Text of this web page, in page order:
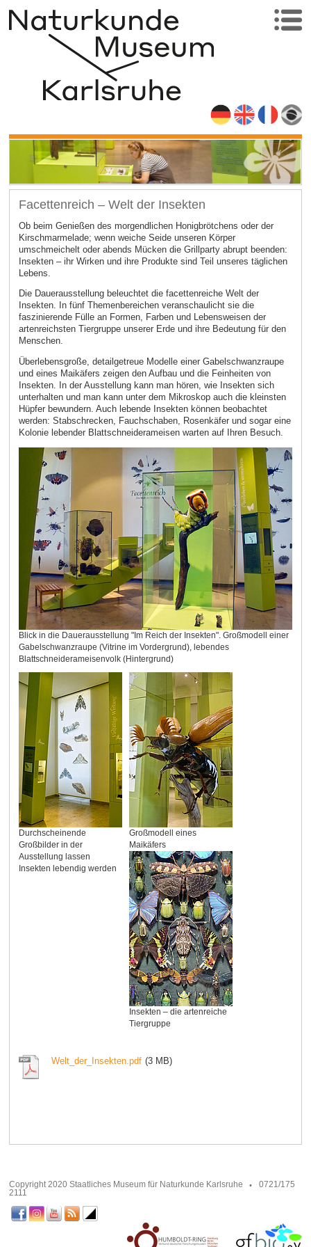
Facettenreich – Welt der Insekten
Ob beim Genießen des morgendlichen Honigbrötchens oder der
Kirschmarmelade; wenn weiche Seide unseren Körper
umschmeichelt oder abends Mücken die Grillparty abrupt beenden:
Insekten – ihr Wirken und ihre Produkte sind Teil unseres täglichen
Lebens.
Die Dauerausstellung beleuchtet die facettenreiche Welt der
Insekten. In fünf Themenbereichen veranschaulicht sie die
faszinierende Fülle an Formen, Farben und Lebensweisen der
artenreichsten Tiergruppe unserer Erde und ihre Bedeutung für den
Menschen.
Überlebensgroße, detailgetreue Modelle einer Gabelschwanzraupe
und eines Maikäfers zeigen den Aufbau und die Feinheiten von
Insekten. In der Ausstellung kann man hören, wie Insekten sich
unterhalten und man kann unter dem Mikroskop auch die kleinsten
Hüpfer bewundern. Auch lebende Insekten können beobachtet
werden: Stabschrecken, Fauchschaben, Rosenkäfer und sogar eine
Kolonie lebender Blattschneiderameisen warten auf Ihren Besuch.
Blick in die Dauerausstellung "Im Reich der Insekten". Großmodell einer
Gabelschwanzraupe (Vitrine im Vordergrund), lebendes
Blattschneiderameisenvolk (Hintergrund)
Durchscheinende
Großbilder in der
Ausstellung lassen
Insekten lebendig werden
Großmodell eines
Maikäfers
Insekten – die artenreiche
Tiergruppe
Welt_der_Insekten.pdf (3 MB)
Copyright 2020 Staatliches Museum für Naturkunde Karlsruhe
0721/175
2111